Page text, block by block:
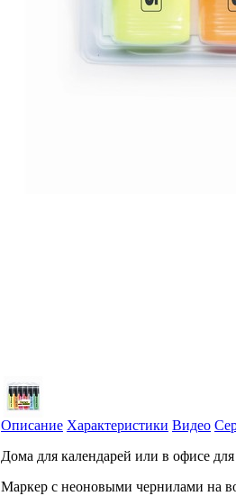
Описание Характеристики Видео
Дома для календарей или в офисе
Маркер с неоновыми чернилами на